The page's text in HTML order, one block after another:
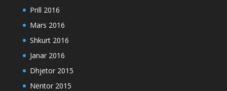
Prill 2016
Mars 2016
Shkurt 2016
Janar 2016
Dhjetor 2015
Nëntor 2015